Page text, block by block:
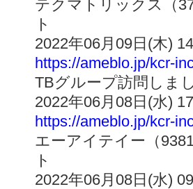
テクマトリックス（
ト
2022年06月09日(木)
https://ameblo.jp/kcr-
TBグループ訪問しま
2022年06月08日(水)
https://ameblo.jp/kcr-
エーアイテイー（
ト
2022年06月08日(水)